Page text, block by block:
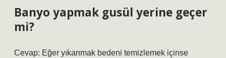
Banyo yapmak gusül yerine geçer
mi?
Cevap: Eğer yıkanmak bedeni temizlemek içinse